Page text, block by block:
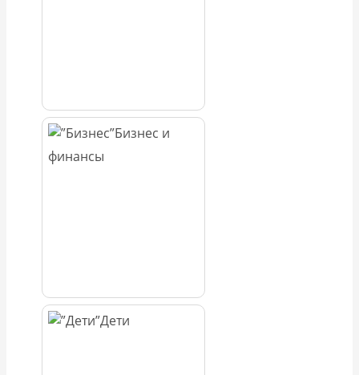
Бизнес и
финансы
Дети